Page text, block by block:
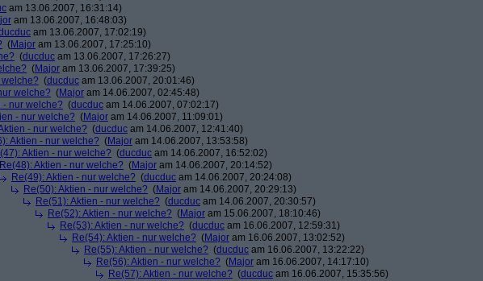
am 13.06.2007, 16:31:14)
am 13.06.2007, 16:48:03)
am 13.06.2007, 17:02:19)
(Major am 13.06.2007, 17:25:10)
(ducduc am 13.06.2007, 17:26:27)
(Major am 13.06.2007, 17:39:25)
welche? (ducduc am 13.06.2007, 20:01:46)
welche? (Major am 14.06.2007, 02:45:48)
- nur welche? (ducduc am 14.06.2007, 07:02:17)
- nur welche? (Major am 14.06.2007, 11:09:01)
- nur welche? (ducduc am 14.06.2007, 12:41:40)
Aktien - nur welche? (Major am 14.06.2007, 13:53:58)
Aktien - nur welche? (ducduc am 14.06.2007, 16:52:02)
Re(48): Aktien - nur welche? (Major am 14.06.2007, 20:14:52)
Re(49): Aktien - nur welche? (ducduc am 14.06.2007, 20:24:08)
Re(50): Aktien - nur welche? (Major am 14.06.2007, 20:29:13)
Re(51): Aktien - nur welche? (ducduc am 14.06.2007, 20:30:57)
Re(52): Aktien - nur welche? (Major am 15.06.2007, 18:10:46)
Re(53): Aktien - nur welche? (ducduc am 16.06.2007, 12:59:31)
Re(54): Aktien - nur welche? (Major am 16.06.2007, 13:02:52)
Re(55): Aktien - nur welche? (ducduc am 16.06.2007, 13:22:22)
Re(56): Aktien - nur welche? (Major am 16.06.2007, 14:17:10)
Re(57): Aktien - nur welche? (ducduc am 16.06.2007, 15:35:56)